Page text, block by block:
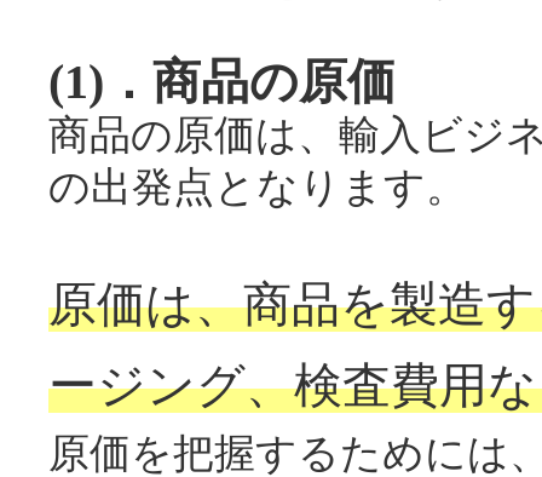
(1)．商品の原価
商品の原価は、輸入ビジ
の出発点となります。
原価は、商品を製造
ージング、検査費用
原価を把握するためには